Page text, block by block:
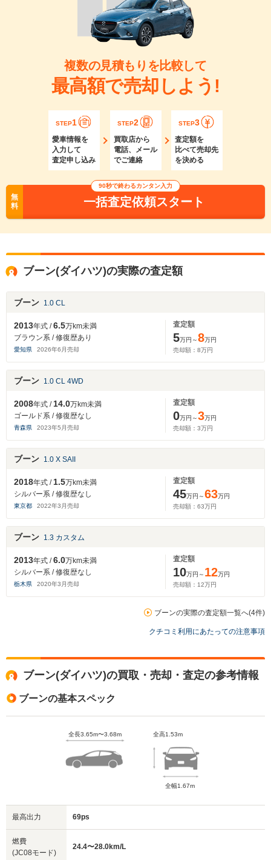
複数の見積もりを比較して
最高額で売却しよう!
STEP1
愛車情報を
入力して
査定申し込み
STEP2
買取店から
電話、メール
でご連絡
STEP3
査定額を
比べて売却先
を決める
無
料
90秒で終わるカンタン入力
一括査定依頼スタート
ブーン(ダイハツ)の実際の査定額
ブーン 1.0 CL
2013年式 /6.5万km未満
ブラウン系 / 修復歴あり
愛知県 2026年6 月売却
査定額
5万円～8万円
売却額： 8万円
ブーン 1.0 CL 4WD
2008年式 /14.0万km未満
ゴールド系 / 修復歴なし
青森県 2023年5 月売却
査定額
0万円～3万円
売却額： 3万円
ブーン 1.0 X SAII
2018年式 /1.5万km未満
シルバー系 / 修復歴なし
東京都 2022年3 月売却
査定額
45万円～63万円
売却額： 63万円
ブーン 1.3 カスタム
2013年式 /6.0万km未満
シルバー系 / 修復歴なし
栃木県 2020年3 月売却
査定額
10万円～ 12万円
売却額： 12万円
ブーンの実際の査定額一覧へ(4件)
クチコミ利用にあたっての注意事項
ブーン(ダイハツ)の買取・売却・査定の参考情報
ブーンの基本スペック
全長3.65m〜3.68m 全高1.53m
全幅1.67m
最高出力 69ps
燃費
(JC08モード)
24.4〜28.0km/L